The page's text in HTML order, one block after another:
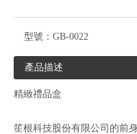
型號： GB-0022
產品描述
精緻禮品盒
笙根科技股份有限公司的前